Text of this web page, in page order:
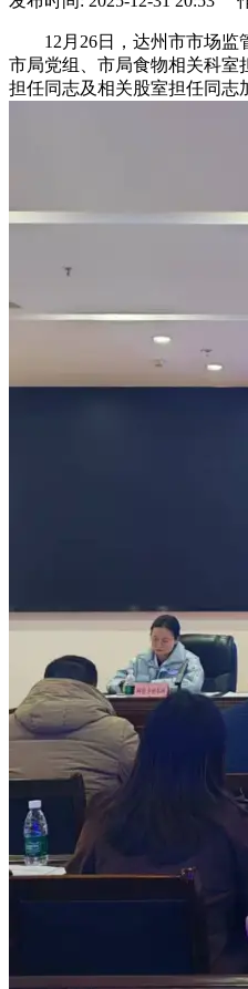
12月26日，达州市市场监
市局党组、市局食物相关科室
担任同志及相关股室担任同志